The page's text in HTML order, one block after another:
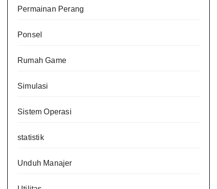
Permainan Perang
Ponsel
Rumah Game
Simulasi
Sistem Operasi
statistik
Unduh Manajer